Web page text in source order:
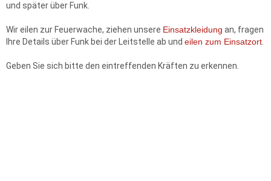
und später über Funk.
Wir eilen zur Feuerwache, ziehen unsere Einsatzkleidung an, fragen
Ihre Details über Funk bei der Leitstelle ab und eilen zum Einsatzort
Geben Sie sich bitte den eintreffenden Kräften zu erkennen.